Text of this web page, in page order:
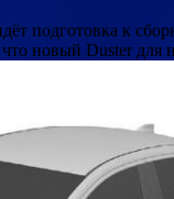
подготовка к
новый Duster